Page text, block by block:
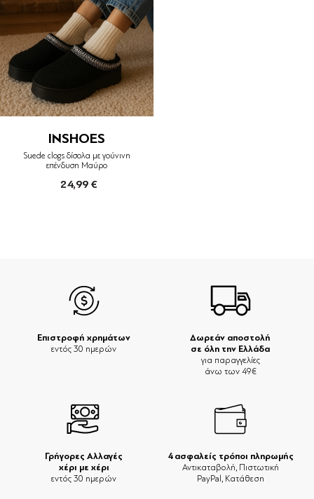
INSHOES
Suede clogs δίσολα με γούνινη
επένδυση Μαύρο
24,99 €
Δωρεάν αποστολή
σε όλη την Ελλάδα
για παραγγελίες
άνω των 49€
Επιστροφή χρημάτων
εντός 30 ημερών
Γρήγορες Αλλαγές
χέρι με χέρι
εντός 30 ημερών
4 ασφαλείς τρόποι πληρωμής
Αντικαταβολή, Πιστωτική
PayPal, Κατάθεση